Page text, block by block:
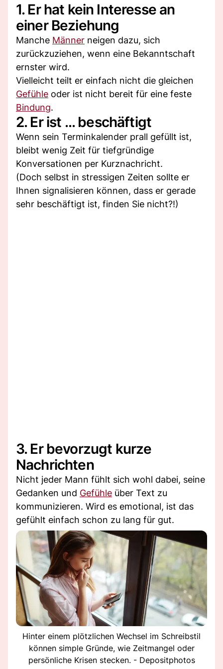
1. Er hat kein Interesse an
einer Beziehung
Manche Männer neigen dazu, sich
zurückzuziehen, wenn eine Bekanntschaft
ernster wird.
Vielleicht teilt er einfach nicht die gleichen
Gefühle oder ist nicht bereit für eine feste
Bindung.
2. Er ist ... beschäftigt
Wenn sein Terminkalender prall gefüllt ist,
bleibt wenig Zeit für tiefgründige
Konversationen per Kurznachricht.
(Doch selbst in stressigen Zeiten sollte er
Ihnen signalisieren können, dass er gerade
sehr beschäftigt ist, finden Sie nicht?!)
3. Er bevorzugt kurze
Nachrichten
Nicht jeder Mann fühlt sich wohl dabei, seine
Gedanken und Gefühle über Text zu
kommunizieren. Wird es emotional, ist das
gefühlt einfach schon zu lang für gut.
Hinter einem plötzlichen Wechsel im Schreibstil
können simple Gründe, wie Zeitmangel oder
persönliche Krisen stecken. - Depositphotos